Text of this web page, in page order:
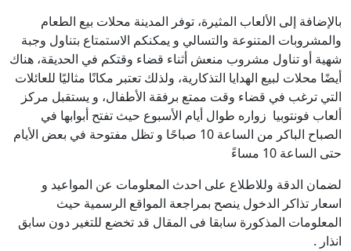
بالإضافة إلى الألعاب المثيرة، توفر المدينة محلات بيع الطعام
والمشروبات المتنوعة والتسالي و يمكنكم الاستمتاع بتناول وجبة
شهية أو تناول مشروب منعش أثناء قضاء وقتكم في الحديقة، هناك
أيضًا محلات لبيع الهدايا التذكارية، ولذلك تعتبر مكانًا مثاليًا للعائلات
التي ترغب في قضاء وقت ممتع برفقة الأطفال، و يستقبل مركز
ألعاب فونتوبيا زواره طوال أيام الأسبوع حيث تفتح أبوابها في
الصباح الباكر من الساعة 10 صباحًا و تظل مفتوحة في بعض الأيام
حتى الساعة 10 مساءً
لضمان الدقة وللاطلاع على احدث المعلومات عن المواعيد و
اسعار تذاكر الدخول ينصح بمراجعة المواقع الرسمية حيث
المعلومات المذكورة سابقا فى المقال قد تخضع للتغير دون سابق
انذار .